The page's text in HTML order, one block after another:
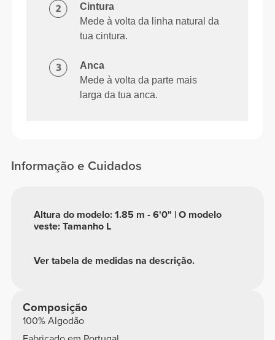
Cintura
Mede à volta da linha natural da
tua cintura.
Anca
Mede à volta da parte mais
larga da tua anca.
Informação e Cuidados
Ver tabela de medidas na descrição.
Altura do modelo: 1.85 m - 6'0" | O modelo
veste: Tamanho L
Composição
100% Algodão